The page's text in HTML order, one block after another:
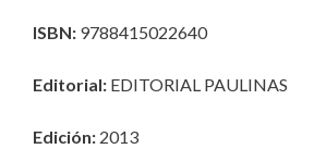
ISBN: 9788415022640
Editorial: EDITORIAL PAULINAS
Edición: 2013